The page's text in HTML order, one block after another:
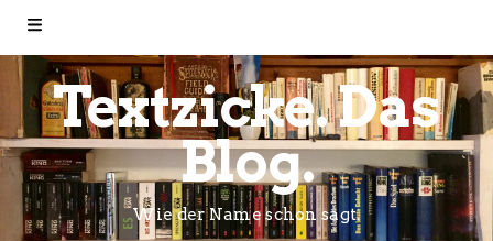
Textzicke. Das
Blog.
Wie der Name schon sagt.